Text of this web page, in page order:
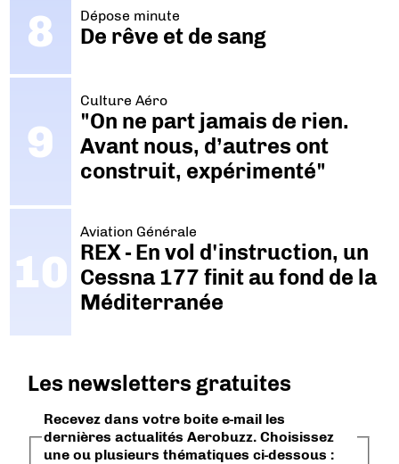
Dépose minute
De rêve et de sang
Culture Aéro
"On ne part jamais de rien.
Avant nous, d’autres ont
construit, expérimenté"
Aviation Générale
REX - En vol d'instruction, un
Cessna 177 finit au fond de la
Méditerranée
Les newsletters gratuites
Recevez dans votre boite e-mail les
dernières actualités Aerobuzz. Choisissez
une ou plusieurs thématiques ci-dessous :